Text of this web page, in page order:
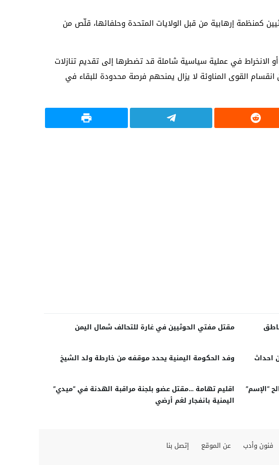
كمنظمة إرهابية من قبل الولايات المتحدة وحلفائها، قلّص من
الانخراط في عملية سياسية شاملة قد تضطرها إلى تقديم تنازلات
القوى المناوئة لا يزال يمنحهم فرصة محدودة للبقاء في
مقتل مفتي الحوثيين في غارة للتحالف شمال اليمن
احداث
وفد الحكومة اليمنية يحدد موقفه من خارطة ولد الشيخ
“الإسم”
اقليم تهامة …مقتل عضو بلجنة مراقبة الهدنة في “ميدي”
اليمنية بانفجار لغم أرضي
فنون وأدب عن الموقع إتصل بنا